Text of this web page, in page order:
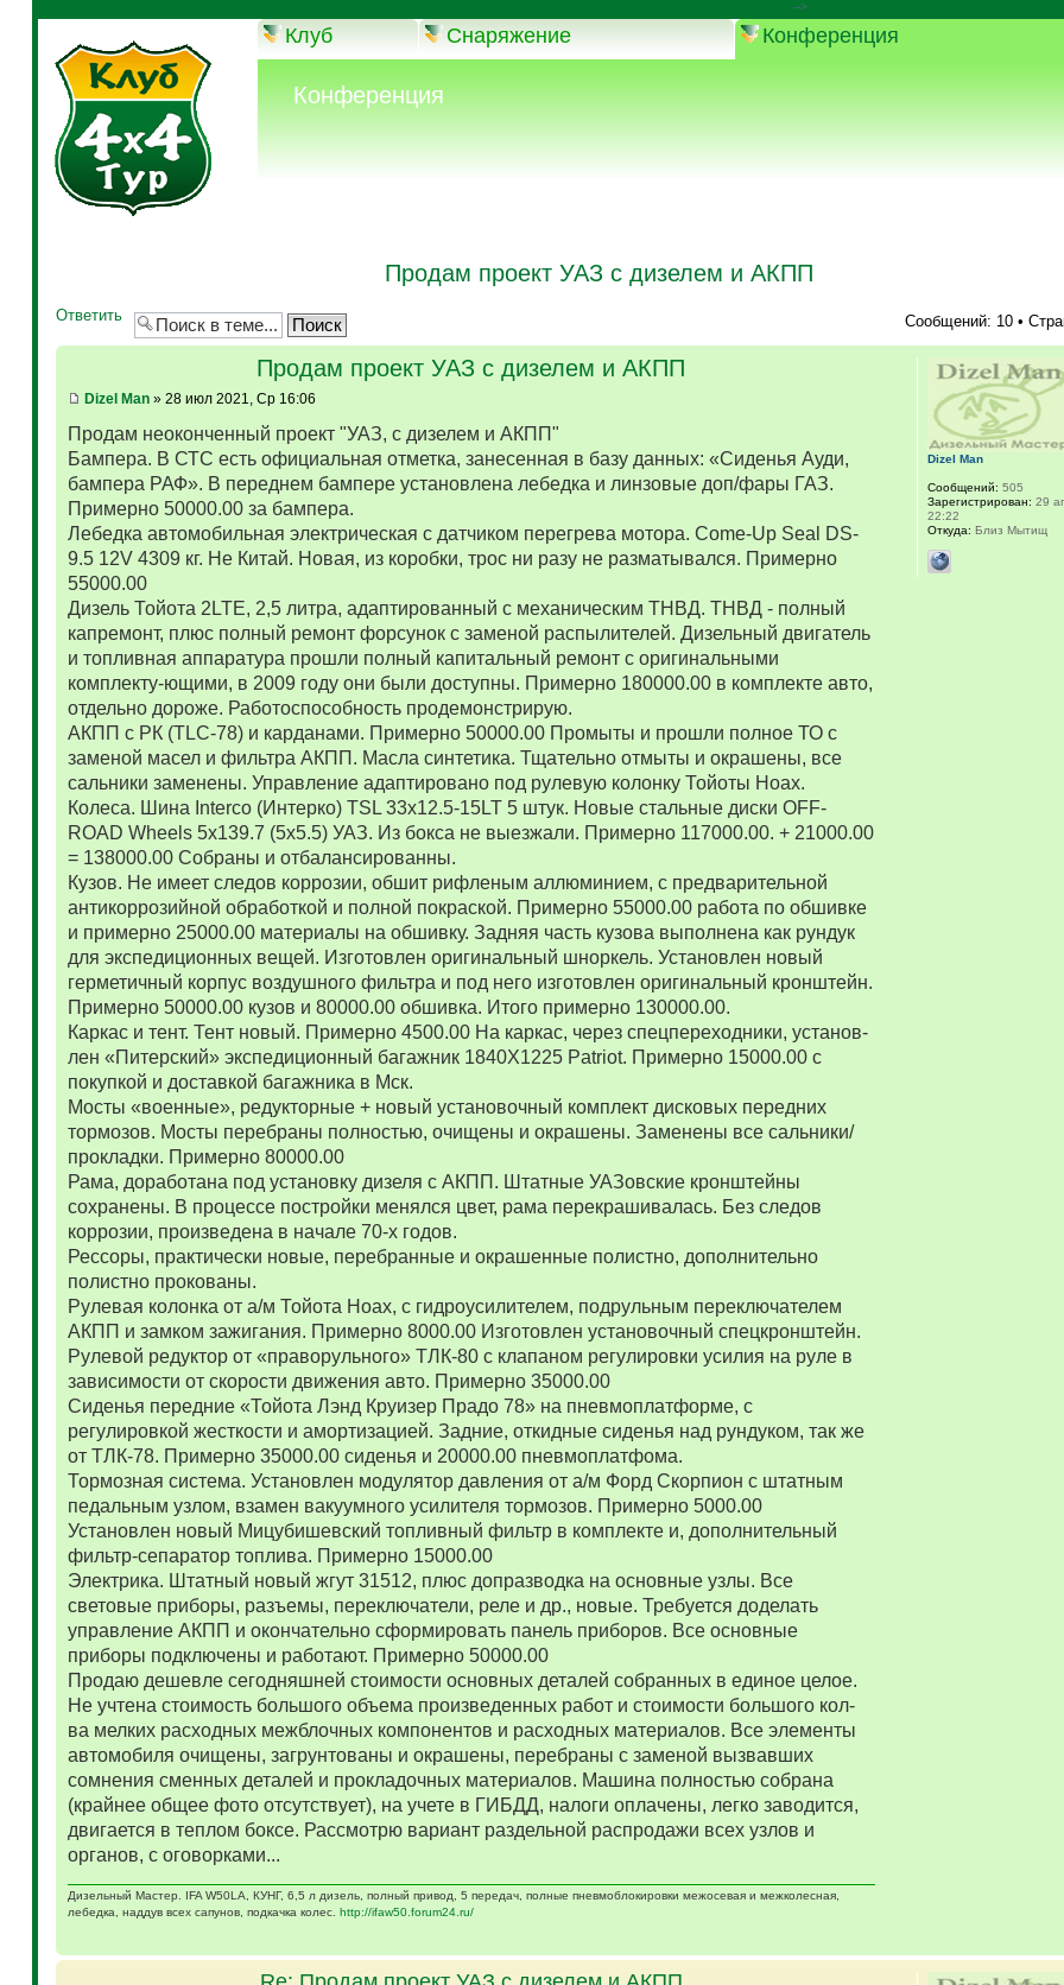
-->
Клуб Снаряжение Конференция
Конференция
Продам проект УАЗ с дизелем и АКПП
Ответить Сообщений: 10 •
Продам проект УАЗ с дизелем и АКПП
Dizel Man» 28 июл 2021, Ср 16:06
Продам неоконченный проект "УАЗ, с дизелем и АКПП"
Бампера. В СТС есть официальная отметка, занесенная в базу данных: «Сиденья Ауди,
бампера РАФ». В переднем бампере установлена лебедка и линзовые доп/фары ГАЗ.
Примерно 50000.00 за бампера.
Лебедка автомобильная электрическая с датчиком перегрева мотора. Come-Up Seal DS-
9.5 12V 4309 кг. Не Китай. Новая, из коробки, трос ни разу не разматывался. Примерно
55000.00
Дизель Тойота 2LTE, 2,5 литра, адаптированный с механическим ТНВД. ТНВД - полный
капремонт, плюс полный ремонт форсунок с заменой распылителей. Дизельный двигатель
и топливная аппаратура прошли полный капитальный ремонт с оригинальными
комплекту-ющими, в 2009 году они были доступны. Примерно 180000.00 в комплекте авто,
отдельно дороже. Работоспособность продемонстрирую.
АКПП с РК (TLC-78) и карданами. Примерно 50000.00 Промыты и прошли полное ТО с
заменой масел и фильтра АКПП. Масла синтетика. Тщательно отмыты и окрашены, все
сальники заменены. Управление адаптировано под рулевую колонку Тойоты Ноах.
Колеса. Шина Interco (Интерко) TSL 33x12.5-15LT 5 штук. Новые стальные диски OFF-
ROAD Wheels 5x139.7 (5x5.5) УАЗ. Из бокса не выезжали. Примерно 117000.00. + 21000.00
= 138000.00 Собраны и отбалансированны.
Кузов. Не имеет следов коррозии, обшит рифленым аллюминием, с предварительной
антикоррозийной обработкой и полной покраской. Примерно 55000.00 работа по обшивке
и примерно 25000.00 материалы на обшивку. Задняя часть кузова выполнена как рундук
для экспедиционных вещей. Изготовлен оригинальный шноркель. Установлен новый
герметичный корпус воздушного фильтра и под него изготовлен оригинальный кронштейн.
Примерно 50000.00 кузов и 80000.00 обшивка. Итого примерно 130000.00.
Каркас и тент. Тент новый. Примерно 4500.00 На каркас, через спецпереходники, установ-
лен «Питерский» экспедиционный багажник 1840Х1225 Patriot. Примерно 15000.00 с
покупкой и доставкой багажника в Мск.
Мосты «военные», редукторные + новый установочный комплект дисковых передних
тормозов. Мосты перебраны полностью, очищены и окрашены. Заменены все сальники/
прокладки. Примерно 80000.00
Рама, доработана под установку дизеля с АКПП. Штатные УАЗовские кронштейны
сохранены. В процессе постройки менялся цвет, рама перекрашивалась. Без следов
коррозии, произведена в начале 70-х годов.
Рессоры, практически новые, перебранные и окрашенные полистно, дополнительно
полистно прокованы.
Рулевая колонка от а/м Тойота Ноах, с гидроусилителем, подрульным переключателем
АКПП и замком зажигания. Примерно 8000.00 Изготовлен установочный спецкронштейн.
Рулевой редуктор от «праворульного» ТЛК-80 с клапаном регулировки усилия на руле в
зависимости от скорости движения авто. Примерно 35000.00
Сиденья передние «Тойота Лэнд Круизер Прадо 78» на пневмоплатформе, с
регулировкой жесткости и амортизацией. Задние, откидные сиденья над рундуком, так же
от ТЛК-78. Примерно 35000.00 сиденья и 20000.00 пневмоплатфома.
Тормозная система. Установлен модулятор давления от а/м Форд Скорпион с штатным
педальным узлом, взамен вакуумного усилителя тормозов. Примерно 5000.00
Установлен новый Мицубишевский топливный фильтр в комплекте и, дополнительный
фильтр-сепаратор топлива. Примерно 15000.00
Электрика. Штатный новый жгут 31512, плюс допразводка на основные узлы. Все
световые приборы, разъемы, переключатели, реле и др., новые. Требуется доделать
управление АКПП и окончательно сформировать панель приборов. Все основные
приборы подключены и работают. Примерно 50000.00
Продаю дешевле сегодняшней стоимости основных деталей собранных в единое целое.
Не учтена стоимость большого объема произведенных работ и стоимости большого кол-
ва мелких расходных межблочных компонентов и расходных материалов. Все элементы
автомобиля очищены, загрунтованы и окрашены, перебраны с заменой вызвавших
сомнения сменных деталей и прокладочных материалов. Машина полностью собрана
(крайнее общее фото отсутствует), на учете в ГИБДД, налоги оплачены, легко заводится,
двигается в теплом боксе. Рассмотрю вариант раздельной распродажи всех узлов и
органов, с оговорками...
Дизельный Мастер. IFA W50LA, КУНГ, 6,5 л дизель, полный привод, 5 передач, полные пневмоблокировки межосевая и межколесная,
лебедка, наддув всех сапунов, подкачка колес. http://ifaw50.forum24.ru/
Dizel Man
Сообщений: 505
Зарегистрирован: 29
22:22
Откуда: Близ Мытищ